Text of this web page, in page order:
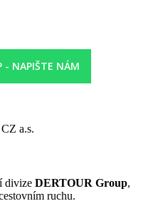
- NAPIŠTE NÁM
a.s.
divize DERTOUR Group,
ruchu.